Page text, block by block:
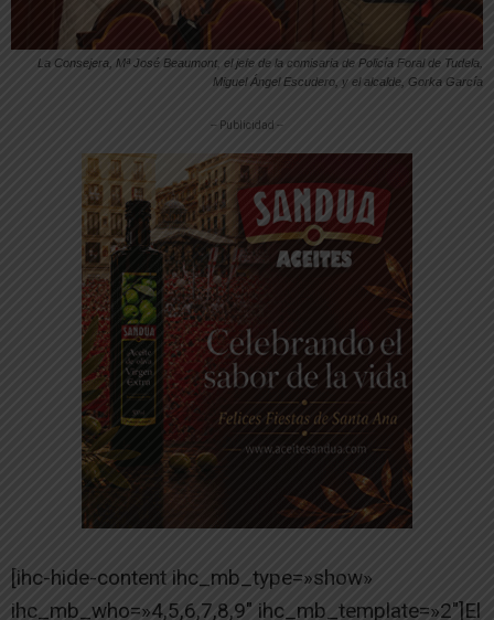
La Consejera, Mª José Beaumont, el jefe de la comisaria de Policía Foral de Tudela,
Miguel Ángel Escudero, y el alcalde, Gorka García
-- Publicidad --
[ihc-hide-content ihc_mb_type=»show»
ihc_mb_who=»4,5,6,7,8,9″ ihc_mb_template=»2″]El